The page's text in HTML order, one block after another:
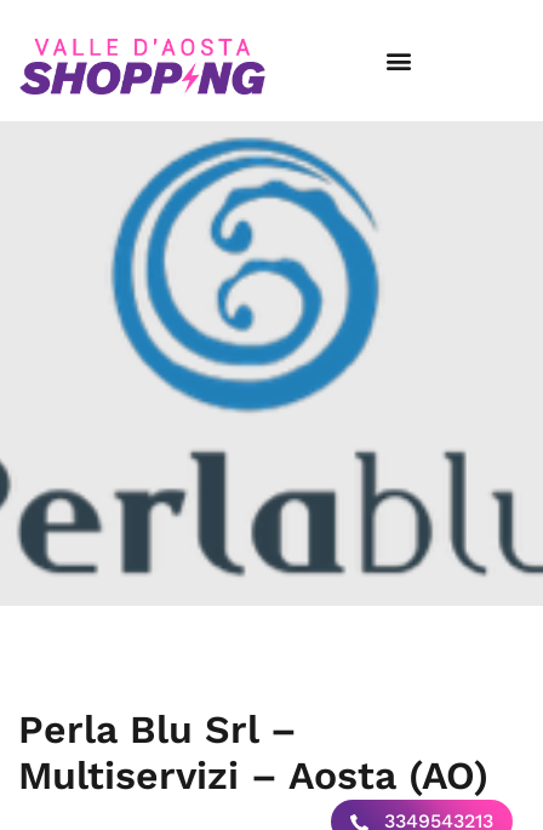
Perla Blu Srl –
Multiservizi – Aosta (AO)
3349543213